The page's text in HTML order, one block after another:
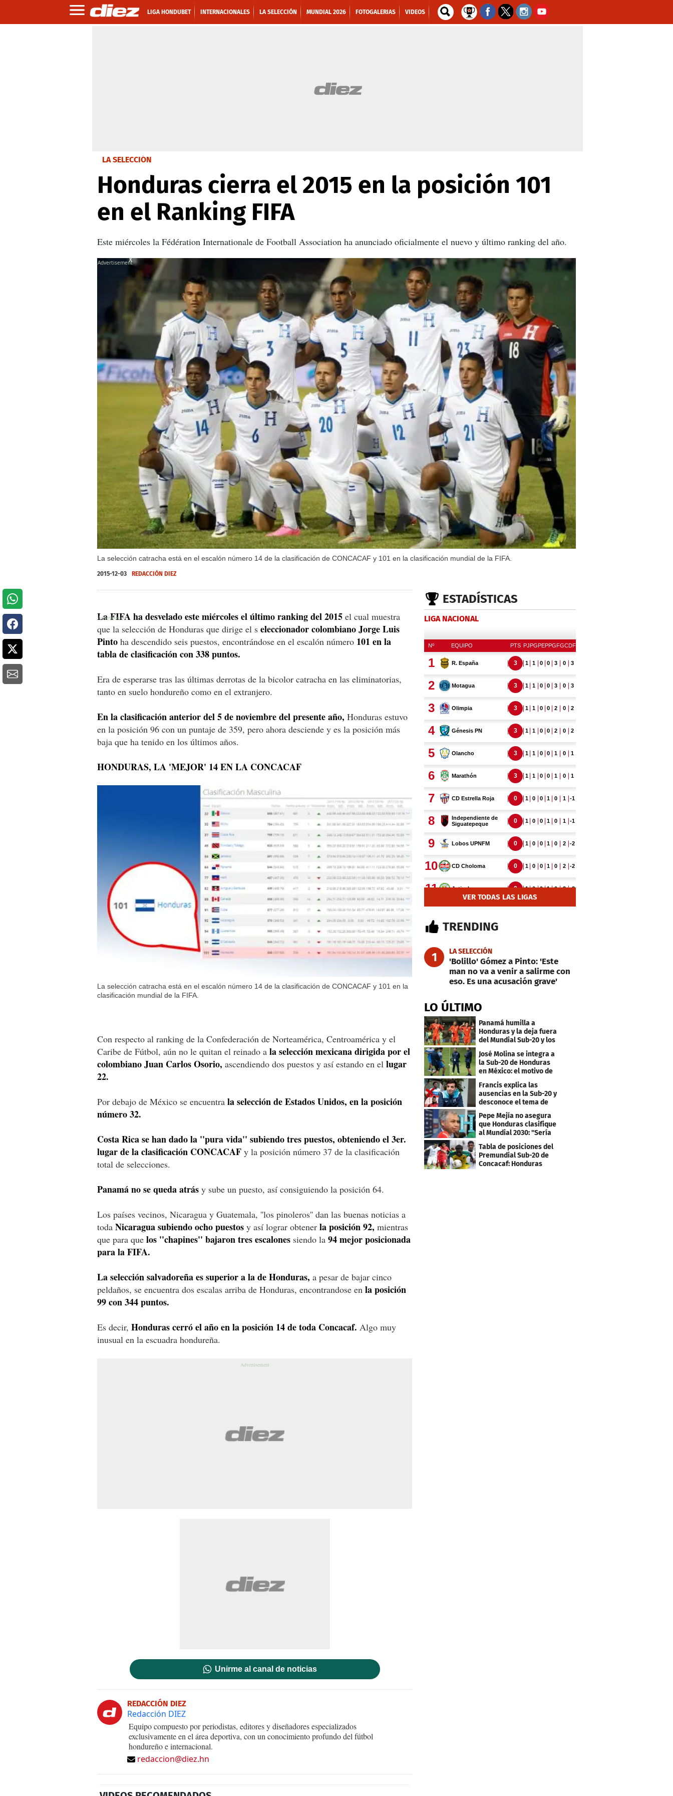
LIGA HONDUBET INTERNACIONALES LA SELECCIÓN MUNDIAL 2026 FOTOGALERIAS VIDEOS
LA SELECCIÓN
Honduras cierra el 2015 en la posición 101
en el Ranking FIFA
Este miércoles la Fédération Internationale de Football Association ha anunciado oficialmente el nuevo y último ranking del año.
La selección catracha está en el escalón número 14 de la clasificación de CONCACAF y 101 en la clasificación mundial de la FIFA.
X
X
2015-12-03 REDACCIÓN DIEZ
La FIFA ha desvelado este miércoles el último ranking del 2015 el cual muestra
que la selección de Honduras que dirige el s eleccionador colombiano Jorge Luis
Pinto ha descendido seis puestos, encontrándose en el escalón número 101 en la
tabla de clasificación con 338 puntos.
Era de esperarse tras las últimas derrotas de la bicolor catracha en las eliminatorias,
tanto en suelo hondureño como en el extranjero.
En la clasificación anterior del 5 de noviembre del presente año, Honduras estuvo
en la posición 96 con un puntaje de 359, pero ahora desciende y es la posición más
baja que ha tenido en los últimos años.
HONDURAS, LA 'MEJOR' 14 EN LA CONCACAF
La selección catracha está en el escalón número 14 de la clasificación de CONCACAF y 101 en la
clasificación mundial de la FIFA.
Con respecto al ranking de la Confederación de Norteamérica, Centroamérica y el
Caribe de Fútbol, aún no le quitan el reinado a la selección mexicana dirigida por el
colombiano Juan Carlos Osorio, ascendiendo dos puestos y así estando en el lugar
22.
Por debajo de México se encuentra la selección de Estados Unidos, en la posición
número 32.
Costa Rica se han dado la ''pura vida'' subiendo tres puestos, obteniendo el 3er.
lugar de la clasificación CONCACAF y la posición número 37 de la clasificación
total de selecciones.
Panamá no se queda atrás y sube un puesto, así consiguiendo la posición 64.
Los países vecinos, Nicaragua y Guatemala, ''los pinoleros'' dan las buenas noticias a
toda Nicaragua subiendo ocho puestos y así lograr obtener la posición 92, mientras
que para que los ''chapines'' bajaron tres escalones siendo la 94 mejor posicionada
para la FIFA.
La selección salvadoreña es superior a la de Honduras, a pesar de bajar cinco
peldaños, se encuentra dos escalas arriba de Honduras, encontrandose en la posición
99 con 344 puntos.
Es decir, Honduras cerró el año en la posición 14 de toda Concacaf. Algo muy
inusual en la escuadra hondureña.
Unirme al canal de noticias
REDACCIÓN DIEZ
Redacción DIEZ
Equipo compuesto por periodistas, editores y diseñadores especializados
exclusivamente en el área deportiva, con un conocimiento profundo del fútbol
hondureño e internacional.
redaccion@diez.hn
ESTADÍSTICAS
LIGA NACIONAL
VER TODAS LAS LIGAS
TRENDING
1 LA SELECCIÓN
'Bolillo' Gómez a Pinto: 'Este
man no va a venir a salirme con
eso. Es una acusación grave'
LO ÚLTIMO
Panamá humilla a
Honduras y la deja fuera
del Mundial Sub-20 y los
Juegos Olímpicos
José Molina se integra a
la Sub-20 de Honduras
en México: el motivo de
su viaje
Francis explica las
ausencias en la Sub-20 y
desconoce el tema de
los tiktokers
Pepe Mejía no asegura
que Honduras clasifique
al Mundial 2030: "Sería
mentir"
Tabla de posiciones del
Premundial Sub-20 de
Concacaf: Honduras